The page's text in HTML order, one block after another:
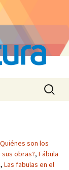
Buscar:
son los
obras?, Fábula
, Las fabulas en el